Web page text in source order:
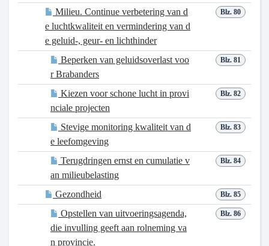
Blz. 80
Milieu. Continue verbetering van d
e luchtkwaliteit en vermindering van d
e geluid-, geur- en lichthinder
Blz. 81
Beperken van geluidsoverlast voo
r Brabanders
Blz. 82
Kiezen voor schone lucht in provi
nciale projecten
Blz. 83
Stevige monitoring kwaliteit van d
e leefomgeving
Blz. 84
Terugdringen ernst en cumulatie v
an milieubelasting
Blz. 85
Gezondheid
Blz. 86
Opstellen van uitvoeringsagenda,
die invulling geeft aan rolneming va
n provincie.